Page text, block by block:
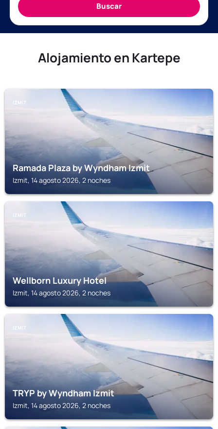
Alojamiento en Kartepe
IZMIT
Ramada Plaza by Wyndham Izmit
Izmit, 14 agosto 2026, 2 noches
IZMIT
Wellborn Luxury Hotel
Izmit, 14 agosto 2026, 2 noches
IZMIT
TRYP by Wyndham Izmit
Izmit, 14 agosto 2026, 2 noches